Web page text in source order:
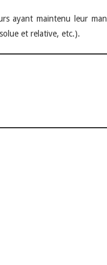
ayant maintenu leur
et relative, etc.).